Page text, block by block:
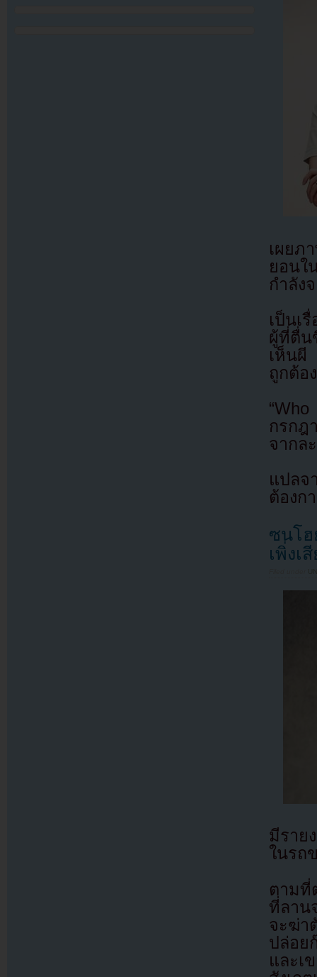
เผยภ
ยอนใ
กำลัง
เป็นเ
ผู้ที่ตื่น
เห็นผี
ถูกต้อ
กรกฎ
จากล
แปล
ต้องก
ซนโฮ
เพิ่งเ
มีราย
ในรถ
ตามที่
ที่ลาน
จะฆ่า
ปล่อย
และ